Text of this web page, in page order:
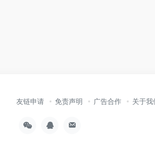
友链申请 免责声明 广告合作 关于我